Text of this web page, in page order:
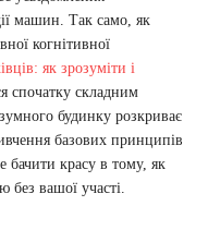
машин. Так само, як
когнітивної
як зрозуміти і
спочатку складним
будинку розкриває
базових принципів
бачити красу в тому, як
без вашої участі.